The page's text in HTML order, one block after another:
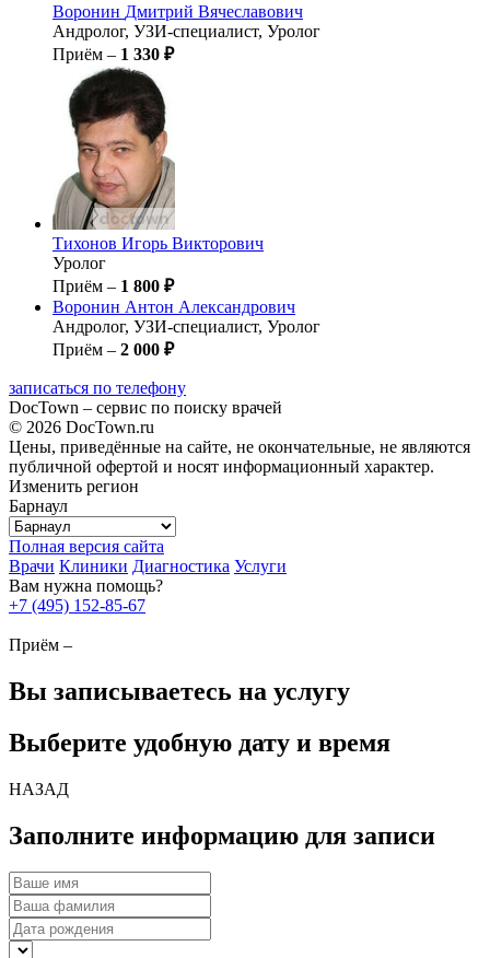
Воронин Дмитрий Вячеславович
Андролог, УЗИ-специалист, Уролог
Приём – 1 330 ₽
Тихонов Игорь Викторович
Уролог
Приём – 1 800 ₽
Воронин Антон Александрович
Андролог, УЗИ-специалист, Уролог
Приём – 2 000 ₽
записаться по телефону
DocTown – сервис по поиску врачей
© 2026 DocTown.ru
Цены, приведённые на сайте, не окончательные, не являются
публичной офертой и носят информационный характер.
Изменить регион
Барнаул
Полная версия сайта
Врачи Клиники Диагностика Услуги
Вам нужна помощь?
+7 (495) 152-85-67
Приём –
Вы записываетесь на услугу
Выберите удобную дату и время
НАЗАД
Заполните информацию для записи